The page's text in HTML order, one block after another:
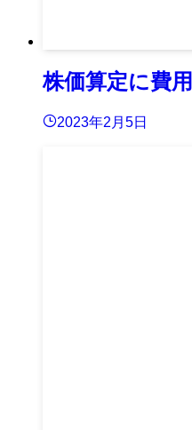
株価算定に費
2023年2月5日